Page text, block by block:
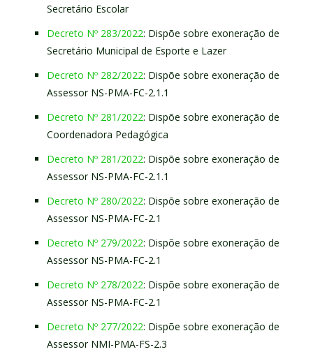
Secretário Escolar
Decreto Nº 283/2022: Dispõe sobre exoneração de
Secretário Municipal de Esporte e Lazer
Decreto Nº 282/2022: Dispõe sobre exoneração de
Assessor NS-PMA-FC-2.1.1
Decreto Nº 281/2022: Dispõe sobre exoneração de
Coordenadora Pedagógica
Decreto Nº 281/2022: Dispõe sobre exoneração de
Assessor NS-PMA-FC-2.1.1
Decreto Nº 280/2022: Dispõe sobre exoneração de
Assessor NS-PMA-FC-2.1
Decreto Nº 279/2022: Dispõe sobre exoneração de
Assessor NS-PMA-FC-2.1
Decreto Nº 278/2022: Dispõe sobre exoneração de
Assessor NS-PMA-FC-2.1
Decreto Nº 277/2022: Dispõe sobre exoneração de
Assessor NMI-PMA-FS-2.3